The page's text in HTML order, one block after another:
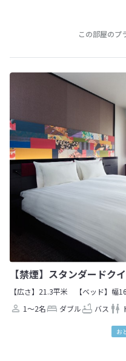
この部屋のプ
【禁煙】スタンダードク
【広さ】21.3平米
【ベッド】幅
1～2名
ダブル バス
お